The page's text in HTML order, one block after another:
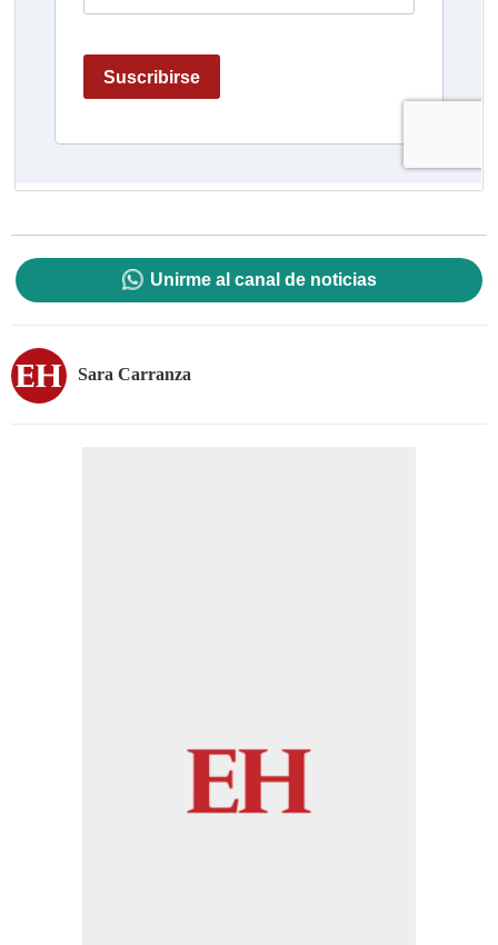
Unirme al canal de noticias
Sara Carranza